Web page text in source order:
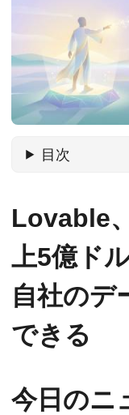
目次
Lovable
上5億ド
自社のデ
できる
今日のニ